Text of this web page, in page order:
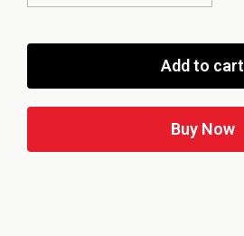
Add to cart
Buy Now